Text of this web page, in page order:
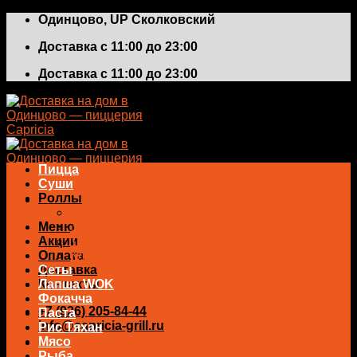
Skip
content
Одинцово, UP Сколковский
Доставка с 11:00 до 23:00
Доставка с 11:00 до 23:00
Меню
Акции
Оплата
Доставка
Контакты
+7 (926) 205-84-44
info@capricia-grill.ru
0₽
Пицца
Суши
Роллы
Запеченные роллы
Теплые роллы
Классические роллы
Сеты
Лапша WOK
Фокачча
Паста
Рис Тяхан
Мясо